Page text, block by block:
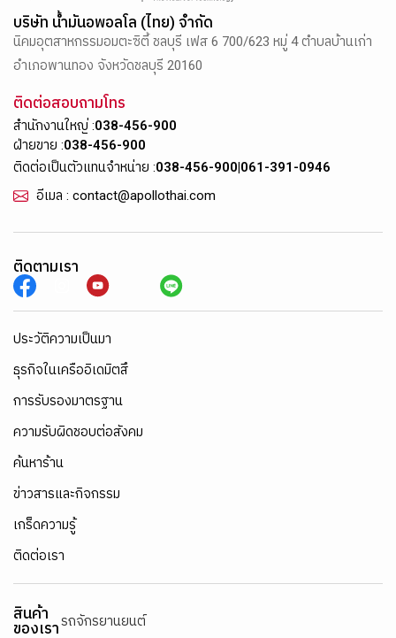
บริษัท น้ำมันอพอลโล (ไทย) จำกัด
นิคมอุตสาหกรรมอมตะซิตี้ ชลบุรี เฟส 6 700/623 หมู่ 4 ตำบลบ้านเก่า
อำเภอพานทอง จังหวัดชลบุรี 20160
ติดต่อสอบถามโทร
สำนักงานใหญ่ :038-456-900
ฝ่ายขาย :038-456-900
ติดต่อเป็นตัวแทนจำหน่าย :038-456-900 061-391-0946
อีเมล : contact@apollothai.com
ติดตามเรา
ประวัติความเป็นมา
ธุรกิจในเครืออิเดมิตสึ
การรับรองมาตรฐาน
ความรับผิดชอบต่อสังคม
ค้นหาร้าน
ข่าวสารและกิจกรรม
เกร็ดความรู้
ติดต่อเรา
สินค้า
ของเรารถจักรยานยนต์